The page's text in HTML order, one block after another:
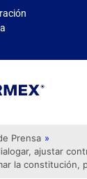
Prensa »
ajustar
la constitución,